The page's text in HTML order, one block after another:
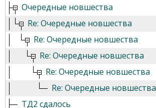
Очередные новшества
Re: Очередные новшества
Re: Очередные новшества
Re: Очередные новшества
Re: Очередные новшества
Re: Очередные новшества
ТД2 сдалось